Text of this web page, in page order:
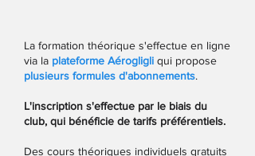
La formation théorique s'effectue en ligne
via la plateforme Aérogligli qui propose
plusieurs formules d'abonnements.
L'inscription s'effectue par le biais du
club, qui bénéficie de tarifs préférentiels.
Des cours théoriques individuels gratuits